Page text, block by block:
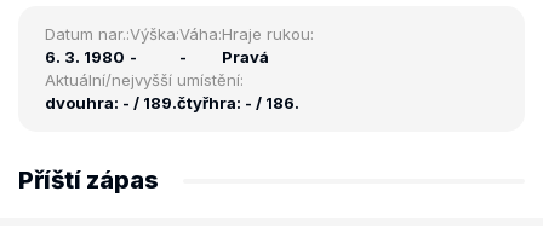
Datum nar.:
6. 3. 1980
Výška:
-
Váha:
-
Hraje rukou:
Pravá
Aktuální/nejvyšší umístění:
dvouhra: - / 189.čtyřhra: - / 186.
Příští zápas